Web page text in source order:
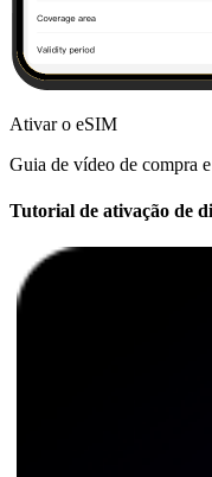
Ativar o eSIM
Guia de vídeo de compra
Tutorial de ativação de